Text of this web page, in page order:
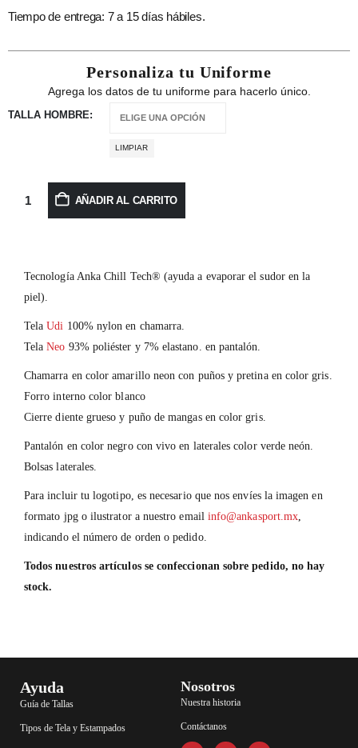
Tiempo de entrega: 7 a 15 días hábiles.
Personaliza tu Uniforme
Agrega los datos de tu uniforme para hacerlo único.
TALLA HOMBRE
LIMPIAR
AÑADIR AL CARRITO
Tecnología Anka Chill Tech® (ayuda a evaporar el sudor en la
piel).
TelaUdi 100% nylon en chamarra.
TelaNeo 93% poliéster y 7% elastano. en pantalón.
Chamarra en color amarillo neon con puños y pretina en color gris.
Forro interno color blanco
Cierre diente grueso y puño de mangas en color gris.
Pantalón en color negro con vivo en laterales color verde neón.
Bolsas laterales.
Para incluir tu logotipo, es necesario que nos envíes la imagen en
formato jpg o ilustrator a nuestro email info@ankasport.mx,
indicando el número de orden o pedido.
Todos nuestros artículos se confeccionan sobre pedido, no hay
stock.
Ayuda
Guía de Tallas
Tipos de Tela y Estampados
Nosotros
Nuestra historia
Contáctanos